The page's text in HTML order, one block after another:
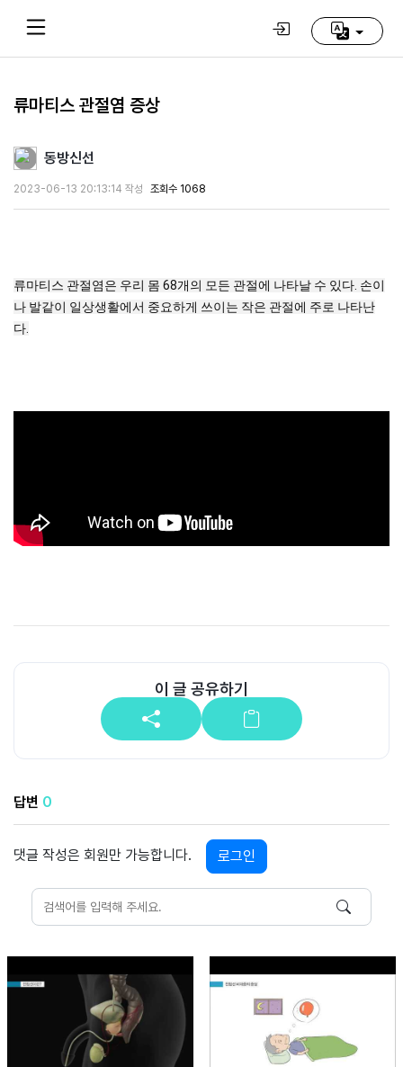
(current)
동
방
교
멤
정
보
기
그
인
기
(current)
류마티스 관절염 증상
동방신선
2023-06-13 20:13:14 작성 조회수 1068
류마티스 관절염은 우리 몸 68개의 모든 관절에 나타날 수 있다. 손이
나 발같이 일상생활에서 중요하게 쓰이는 작은 관절에 주로 나타난
다.
이 글 공유하기
답변 0
댓글 작성은 회원만 가능합니다. 로그인